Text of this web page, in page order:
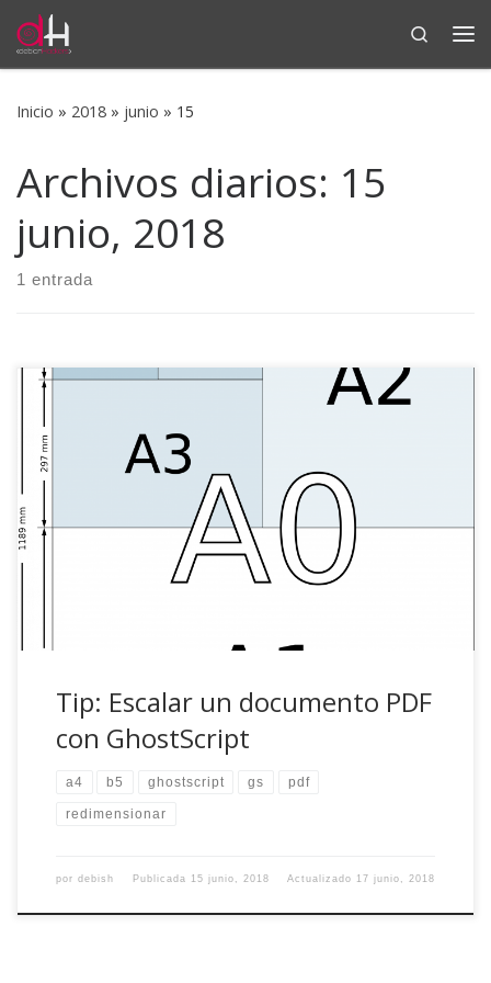
Saltar al contenido
Search
Inicio » 2018 » junio » 15
Archivos diarios: 15
junio, 2018
1 entrada
Pongamos que lleváis tiempo maquetando un documento
de unos cuantos cientos de páginas y que a la hora de
imprimir decidís que en lugar del clásico A4, preferís
hacerlo en un formato más manejable, por ejemplo B5.
Pongamos también que la pereza os ha vencido y no
habéis utilizado LaTex […]
Tip: Escalar un documento PDF
con GhostScript
a4 b5 ghostscript gs pdf
redimensionar
por debish Publicada 15 junio, 2018 Actualizado 17 junio, 2018